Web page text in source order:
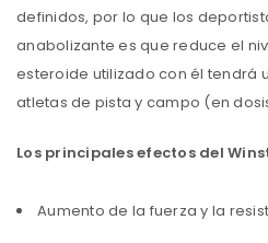
ACCEDER
Nombre de usuario o
Contraseña*
definidos, por lo que los
anabolizante es que reduce el
esteroide utilizado con él tendrá
atletas de pista y campo (en
Los principales efectos del
Aumento de la fuerza y la